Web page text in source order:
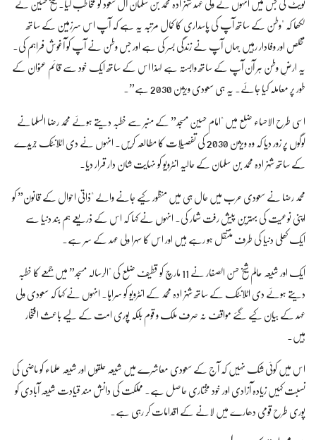
ٹویٹ کی جس میں انہوں نے ولی عہد شہزادہ محمد بن سلمان آل سعود کو مخاطب کیا۔ شیخ حسین نے
لکھا کہ "وطن کے ساتھ آپ کی پاسداری کا کمال مرتبہ یہ ہے کہ آپ اس سرزمین کے ساتھ
مخلص اور وفادار رہیں جہاں آپ نے زندگی بسر کی ہے اور جس وطن نے آپ کو آغوش فراہم کی۔
یہ ارضِ وطن ہر آن آپ کے ساتھ وابستہ ہے لہذا اس کے ساتھ ایک خود سے قائم عنوان کے
طور پر معاملہ کیا جائے۔ یہ ہی سعودی ویژن 2030 ہے”۔
اسی طرح الاحساء ضلع میں "امام حسین مسجد” کے منبر سے خطبہ دیتے ہوئے محمد رضا السلمانے
لوگوں پر زور دیا کہ وہ ویژن 2030 کی تفصیلات کا مطالعہ کریں۔ انہوں نے دی اٹلانٹک جریدے
کے ساتھ شہزادہ محمد بن سلمان کے حالیہ انٹرویو کو نہایت شان دار قرار دیا۔
محمد رضا نے سعودی عرب میں حال ہی میں منظور کیے جانے والے "ذاتی احوال کے قانون” کو
اپنی نوعیت کی بہترین پیش رفت شمار کی۔ انہوں نے کہا کہ اس کے ذریعے ہم بند دنیا سے
ایک کھلی دنیا کی طرف منتقل ہو رہے ہیں اور اس کا سہرا ولی عہد کے سر ہے۔
ایک اور شیعہ عالم شیخ حسن الصفار نے 11 مارچ کو قطیف ضلع کی "الرسالہ مسجد” میں جمعے کا خطبہ
دیتے ہوئے دی اٹلانٹک کے ساتھ شہزادہ محمد کے انٹرویو کو سراہا۔ انہوں نے کہا کہ سعودی ولی
عہد کے بیان کیے گئے مواقف نہ صرف ملک و قوم بلکہ پوری امت کے لیے باعث افتخار
ہیں۔
اس میں کوئی شک نہیں کہ آج کے سعودی معاشرے میں شیعہ حلقوں اور شیعہ علماء کو ماضی کی
نسبت کہیں زیادہ آزادی اور خود مختاری حاصل ہے۔ مملکت کی دانش مند قیادت شیعہ آبادی کو
پوری طرح قومی دھارے میں لانے کے اقدامات کر رہی ہے۔